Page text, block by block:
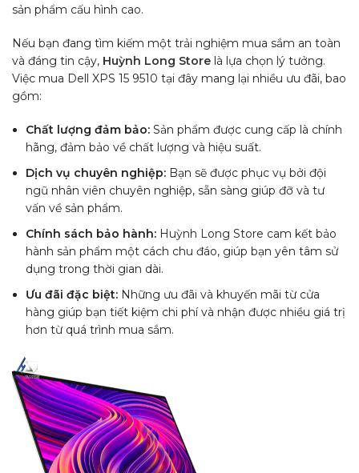
sản phẩm cấu hình cao.
Nếu bạn đang tìm kiếm một trải nghiệm mua sắm an toàn
và đáng tin cậy, Huỳnh Long Store là lựa chọn lý tưởng.
Việc mua Dell XPS 15 9510 tại đây mang lại nhiều ưu đãi, bao
gồm:
Chất lượng đảm bảo: Sản phẩm được cung cấp là chính
hãng, đảm bảo về chất lượng và hiệu suất.
Dịch vụ chuyên nghiệp: Bạn sẽ được phục vụ bởi đội
ngũ nhân viên chuyên nghiệp, sẵn sàng giúp đỡ và tư
vấn về sản phẩm.
Chính sách bảo hành: Huỳnh Long Store cam kết bảo
hành sản phẩm một cách chu đáo, giúp bạn yên tâm sử
dụng trong thời gian dài.
Ưu đãi đặc biệt: Những ưu đãi và khuyến mãi từ cửa
hàng giúp bạn tiết kiệm chi phí và nhận được nhiều giá trị
hơn từ quá trình mua sắm.